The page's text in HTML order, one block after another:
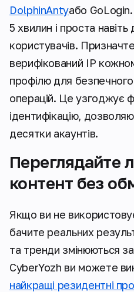
DolphinAntyабо
5 хвилин і проста навіть
користувачів.
верифікований IP
профілю для
операцій. Це узгоджує
ідентифікацію,
десятки акаунтів.
Переглядайте
контент без
Якщо ви не
бачите реальних
та тренди змінюються
CyberYozh ви можете
найкращі резидентні